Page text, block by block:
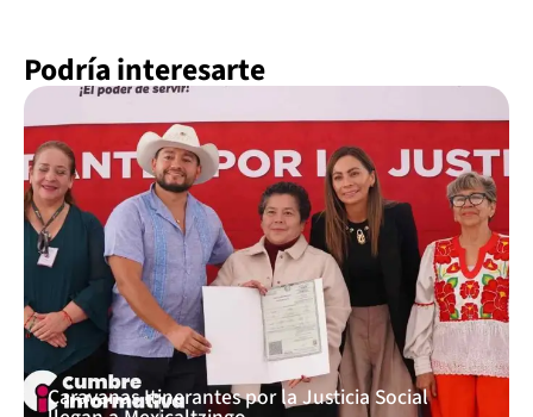
Podría interesarte
Caravanas Itinerantes por la Justicia Social